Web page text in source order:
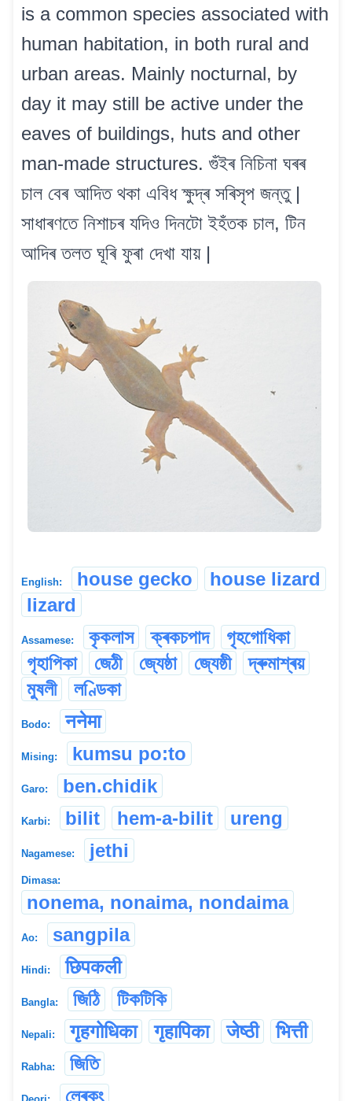
is a common species associated with
human habitation, in both rural and
urban areas. Mainly nocturnal, by
day it may still be active under the
eaves of buildings, huts and other
man-made structures. গুঁইৰ নিচিনা ঘৰৰ
চাল বেৰ আদিত থকা এবিধ ক্ষুদ্ৰ সৰিসৃপ জন্তু |
সাধাৰণতে নিশাচৰ যদিও দিনটো ইহঁতক চাল, টিন
আদিৰ তলত ঘূৰি ফুৰা দেখা যায় |
English: house gecko
house lizard
lizard
Assamese: কৃকলাস ক্ৰকচপাদ
গৃহগোধিকা
গৃহাপিকা
জেঠী জ্যেষ্ঠা জ্যেষ্ঠী
দ্ৰুমাশ্ৰয়
মুষলী
লণ্ডিকা
Bodo: ननेमा
Mising: kumsu po:to
Garo: ben.chidik
Karbi: bilit hem-a-bilit ureng
Nagamese: jethi
Dimasa:
nonema, nonaima, nondaima
Ao: sangpila
Hindi: छिपकली
Bangla: জিঠি টিকটিকি
Nepali: गृहगोधिका गृहापिका जेष्ठी भित्ती
Rabha: জিতি
লেৰকুং